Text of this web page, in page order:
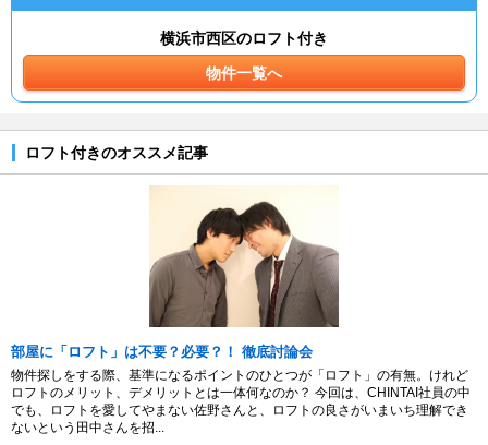
横浜市西区のロフト付き
物件一覧へ
ロフト付きのオススメ記事
部屋に「ロフト」は不要？必要？！ 徹底討論会
物件探しをする際、基準になるポイントのひとつが「ロフト」の有無。けれど
ロフトのメリット、デメリットとは一体何なのか？ 今回は、CHINTAI社員の中
でも、ロフトを愛してやまない佐野さんと、ロフトの良さがいまいち理解でき
ないという田中さんを招...